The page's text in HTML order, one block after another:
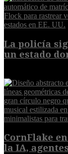
La policía
un estado
CornFlake
la IA,